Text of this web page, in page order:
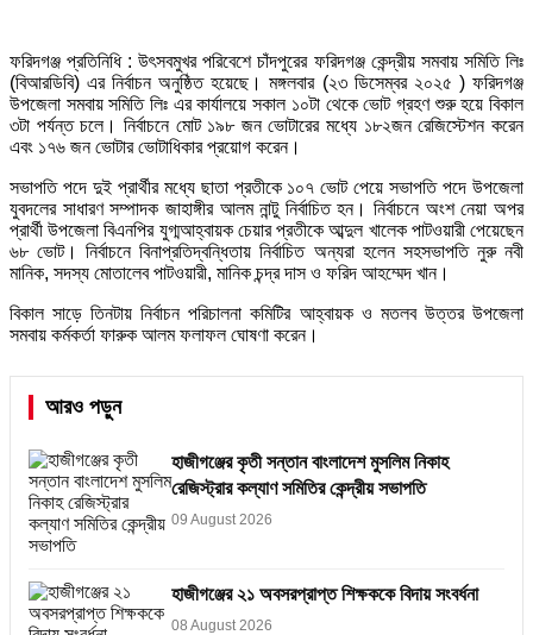
ফরিদগঞ্জ প্রতিনিধি : উৎসবমুখর পরিবেশে চাঁদপুরের ফরিদগঞ্জ কেন্দ্রীয় সমবায় সমিতি লিঃ
(বিআরডিবি) এর নির্বাচন অনুষ্ঠিত হয়েছে। মঙ্গলবার (২৩ ডিসেম্বর ২০২৫ ) ফরিদগঞ্জ
উপজেলা সমবায় সমিতি লিঃ এর কার্যালয়ে সকাল ১০টা থেকে ভোট গ্রহণ শুরু হয়ে বিকাল
৩টা পর্যন্ত চলে। নির্বাচনে মোট ১৯৮ জন ভোটারের মধ্যে ১৮২জন রেজিস্টেশন করেন
এবং ১৭৬ জন ভোটার ভোটাধিকার প্রয়োগ করেন।
সভাপতি পদে দুই প্রার্থীর মধ্যে ছাতা প্রতীকে ১০৭ ভোট পেয়ে সভাপতি পদে উপজেলা
যুবদলের সাধারণ সম্পাদক জাহাঙ্গীর আলম নান্টু নির্বাচিত হন। নির্বাচনে অংশ নেয়া অপর
প্রার্থী উপজেলা বিএনপির যুগ্মআহ্বায়ক চেয়ার প্রতীকে আব্দুল খালেক পাটওয়ারী পেয়েছেন
৬৮ ভোট। নির্বাচনে বিনাপ্রতিদ্বন্ধিতায় নির্বাচিত অন্যরা হলেন সহসভাপতি নুরু নবী
মানিক, সদস্য মোতালেব পাটওয়ারী, মানিক চন্দ্র দাস ও ফরিদ আহম্মেদ খান।
বিকাল সাড়ে তিনটায় নির্বাচন পরিচালনা কমিটির আহ্বায়ক ও মতলব উত্তর উপজেলা
সমবায় কর্মকর্তা ফারুক আলম ফলাফল ঘোষণা করেন।
আরও পড়ুন
হাজীগঞ্জের কৃতী সন্তান বাংলাদেশ মুসলিম নিকাহ
রেজিস্ট্রার কল্যাণ সমিতির কেন্দ্রীয় সভাপতি
09 August 2026
হাজীগঞ্জের ২১ অবসরপ্রাপ্ত শিক্ষককে বিদায় সংবর্ধনা
08 August 2026